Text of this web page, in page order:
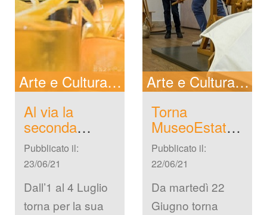
Arte e CulturaNew
Al via la
econda
edizione della
Como Lake
Cocktail Week
Pubblicato il:
23/06/21
Dall’1 al 4 Luglio
torna per la sua
Arte e CulturaIn
Torna
MuseoEstate
2021 al
Museo della
Scienza e
della
Tecnologia
Pubblicato il:
22/06/21
Da martedì 22
Giugno torna